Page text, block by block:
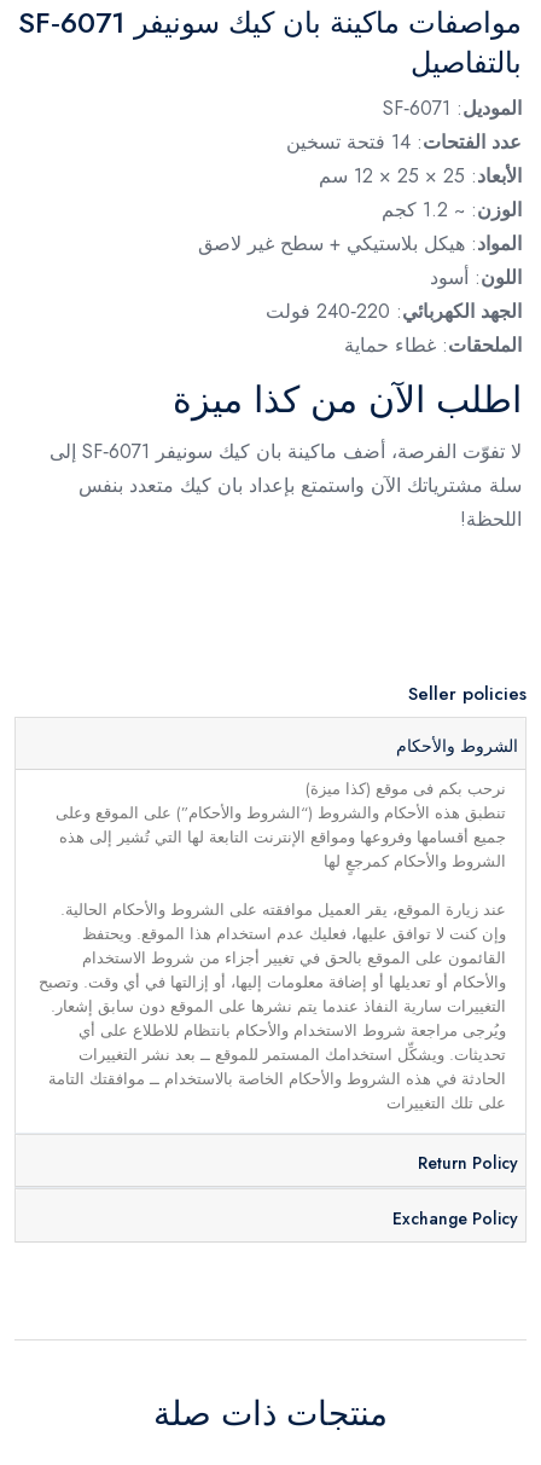
مواصفات ماكينة بان كيك سونيفر SF‑6071
بالتفاصيل
الموديل: SF‑6071
عدد الفتحات: 14 فتحة تسخين
الأبعاد: 25 × 25 × 12 سم
الوزن: ~ 1.2 كجم
المواد: هيكل بلاستيكي + سطح غير لاصق
اللون: أسود
الجهد الكهربائي: 220‑240 فولت
الملحقات: غطاء حماية
اطلب الآن من كذا ميزة
لا تفوّت الفرصة، أضف ماكينة بان كيك سونيفر SF‑6071 إلى
سلة مشترياتك الآن واستمتع بإعداد بان كيك متعدد بنفس
اللحظة!
Seller policies
الشروط والأحكام
نرحب بكم فى موقع (كذا ميزة)
تنطبق هذه الأحكام والشروط (“الشروط والأحكام”) على الموقع وعلى
جميع أقسامها وفروعها ومواقع الإنترنت التابعة لها التي تُشير إلى هذه
الشروط والأحكام كمرجعٍ لها
عند زيارة الموقع، يقر العميل موافقته على الشروط والأحكام الحالية.
وإن كنت لا توافق عليها، فعليك عدم استخدام هذا الموقع. ويحتفظ
القائمون على الموقع بالحق في تغيير أجزاء من شروط الاستخدام
والأحكام أو تعديلها أو إضافة معلومات إليها، أو إزالتها في أي وقت. وتصبح
التغييرات سارية النفاذ عندما يتم نشرها على الموقع دون سابق إشعار.
ويُرجى مراجعة شروط الاستخدام والأحكام بانتظام للاطلاع على أي
تحديثات. ويشكِّل استخدامك المستمر للموقع ــ بعد نشر التغييرات
الحادثة في هذه الشروط والأحكام الخاصة بالاستخدام ــ موافقتك التامة
على تلك التغييرات
Return Policy
Exchange Policy
منتجات ذات صلة